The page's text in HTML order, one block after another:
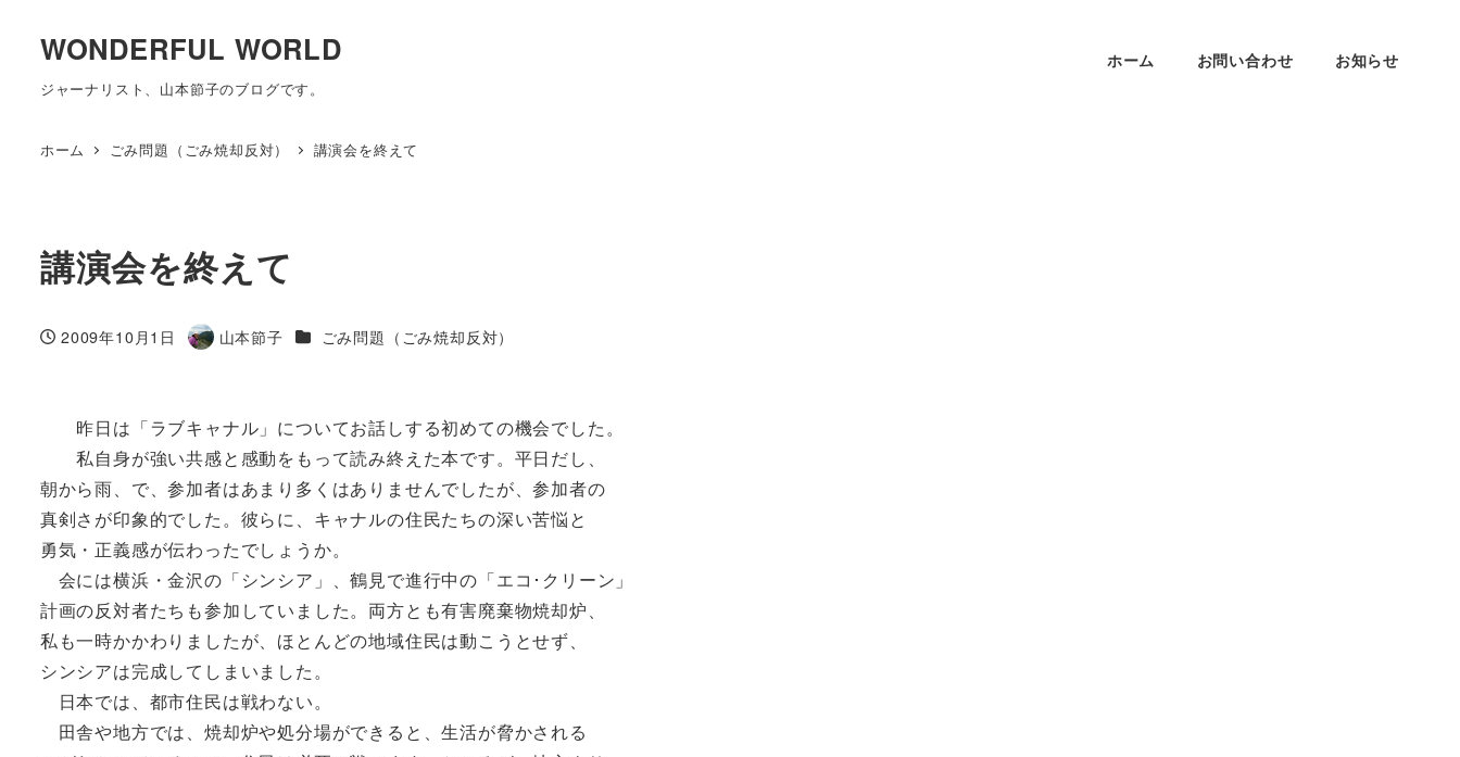
WONDERFUL WORLD
ジャーナリスト、山本節子のブログです。
ホーム お問い合わせ お知らせ
ホーム ごみ問題（ごみ焼却反対） 講演会を終えて
講演会を終えて
投稿日
2009年10月1日
著
山本節子 カテゴリー
ごみ問題（ごみ焼却反対）
昨日は「ラブキャナル」についてお話しする初めての機会でした。
私自身が強い共感と感動をもって読み終えた本です。平日だし、
朝から雨、で、参加者はあまり多くはありませんでしたが、参加者の
真剣さが印象的でした。彼らに、キャナルの住民たちの深い苦悩と
勇気・正義感が伝わったでしょうか。
会には横浜・金沢の「シンシア」、鶴見で進行中の「エコ･クリーン」
計画の反対者たちも参加していました。両方とも有害廃棄物焼却炉、
私も一時かかわりましたが、ほとんどの地域住民は動こうとせず、
シンシアは完成してしまいました。
日本では、都市住民は戦わない。
田舎や地方では、焼却炉や処分場ができると、生活が脅かされる